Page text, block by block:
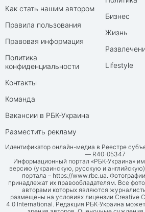
Как стать нашим автором
Правила пользования
Правовая информация
Политика
конфиденциальности
Контакты
Команда
Вакансии в РБК-Украина
Разместить рекламу
Бизнес
Жизнь
Lifestyle
Идентификатор онлайн-медиа в Реестре
— R40-05347
Информационный портал «РБК-Украина»
версию (украинскую, русскую и
портала – https://www.rbc.ua.
принадлежат их правообладателям. Все
авторами которых являются
размещены на условиях лицензии Creative
4.0 International. Редакция РБК-Украина может